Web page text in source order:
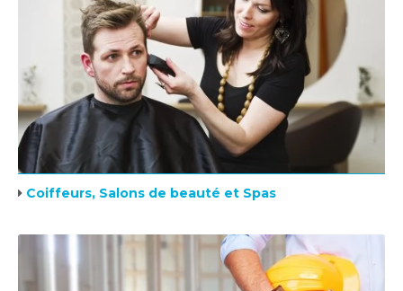
Coiffeurs, Salons de beauté et Spas